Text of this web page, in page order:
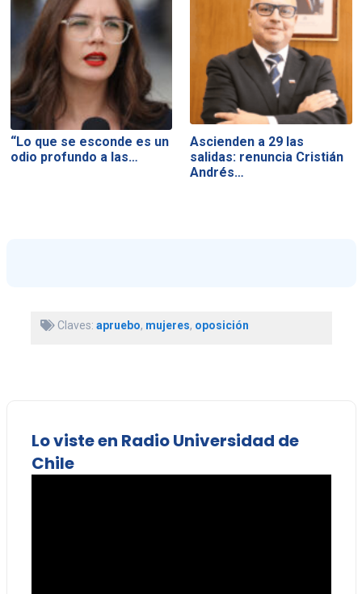
“Lo que se esconde es un
odio profundo a las…
Ascienden a 29 las
salidas: renuncia Cristián
Andrés…
Claves: apruebo, mujeres, oposición
Lo viste en Radio Universidad de
Chile